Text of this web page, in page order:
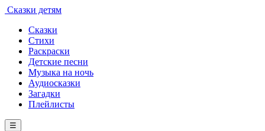
Сказки детям
Сказки
Стихи
Раскраски
Детские песни
Музыка на ночь
Аудиосказки
Загадки
Плейлисты
☰